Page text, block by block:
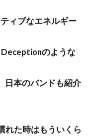
ィブなエネルギー
のような
日本のバンドも紹介
れた時はもういくら